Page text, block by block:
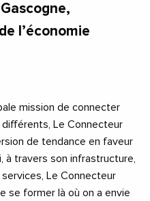
l’économie
mission de connecter
différents, Le Connecteur
de tendance en faveur
à travers son infrastructure,
Le Connecteur
se former là où on a envie